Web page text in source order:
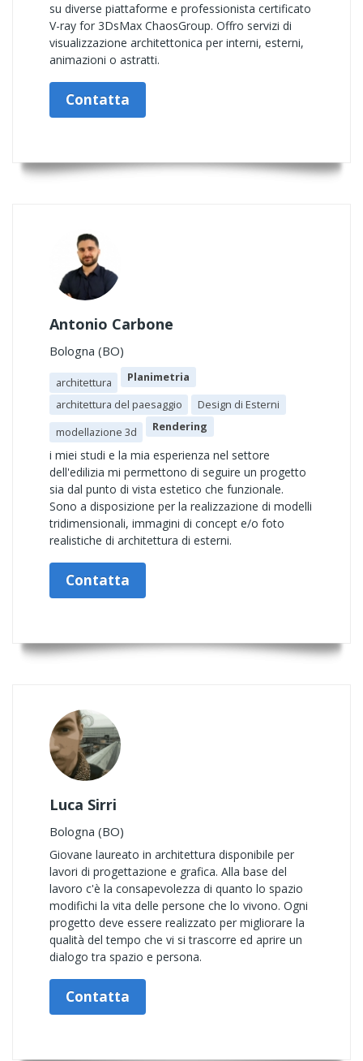
su diverse piattaforme e professionista certificato
V-ray for 3DsMax ChaosGroup. Offro servizi di
visualizzazione architettonica per interni, esterni,
animazioni o astratti.
Contatta
Antonio Carbone
Bologna (BO)
architettura
Planimetria
architettura del paesaggio
Design di Esterni
modellazione 3d
Rendering
i miei studi e la mia esperienza nel settore
dell'edilizia mi permettono di seguire un progetto
sia dal punto di vista estetico che funzionale.
Sono a disposizione per la realizzazione di modelli
tridimensionali, immagini di concept e/o foto
realistiche di architettura di esterni.
Contatta
Luca Sirri
Bologna (BO)
Giovane laureato in architettura disponibile per
lavori di progettazione e grafica. Alla base del
lavoro c'è la consapevolezza di quanto lo spazio
modifichi la vita delle persone che lo vivono. Ogni
progetto deve essere realizzato per migliorare la
qualità del tempo che vi si trascorre ed aprire un
dialogo tra spazio e persona.
Contatta